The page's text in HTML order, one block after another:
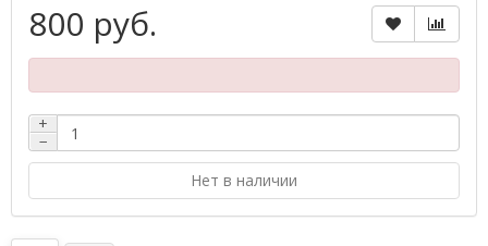
800 руб.
+
−
Нет в наличии